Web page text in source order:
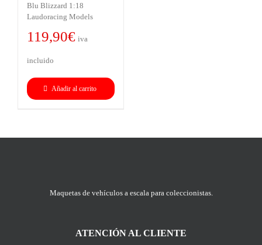
Blu Blizzard 1:18
Laudoracing Models
119,90€ iva
incluido
Añadir al carrito
Maquetas de vehículos a escala para coleccionistas.
ATENCIÓN AL CLIENTE